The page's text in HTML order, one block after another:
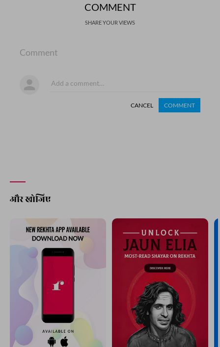
COMMENT
SHARE YOUR VIEWS
Comment
CANCEL COMMENT
और खोजिए